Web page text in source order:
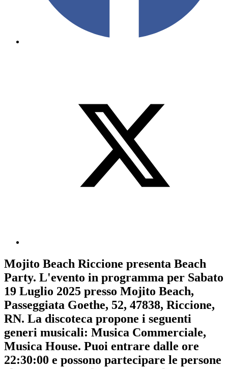
Mojito Beach Riccione presenta Beach
Party. L'evento in programma per Sabato
19 Luglio 2025 presso Mojito Beach,
Passeggiata Goethe, 52, 47838, Riccione,
RN. La discoteca propone i seguenti
generi musicali: Musica Commerciale,
Musica House. Puoi entrare dalle ore
22:30:00 e possono partecipare le persone